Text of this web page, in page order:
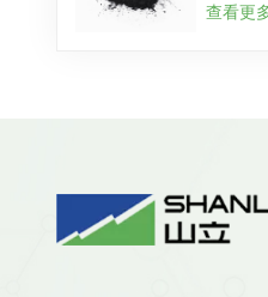
查看更